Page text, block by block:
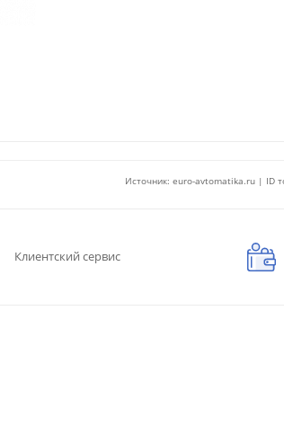
Источник: euro-avtomatika.ru | ID
Клиентский сервис